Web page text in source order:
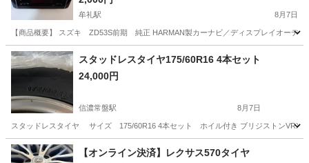
牟礼駅 8月7日
【商品概要】 スズキ ZD53S前期 純正 HARMAN製カーナビ／ディスプレイオーデ
長野 上水内郡 牟礼駅 カーオーディオ
スタッドレスタイヤ175/60R16 4本セット
24,000円
信濃常盤駅 8月7日
スタッドレスタイヤ サイズ 175/60R16 4本セット ホイル付き ブリジストンVRX2
長野 大町市 信濃常盤駅 タイヤ、ホイール ラクティス
【オンライン決済】レクサス570タイヤ